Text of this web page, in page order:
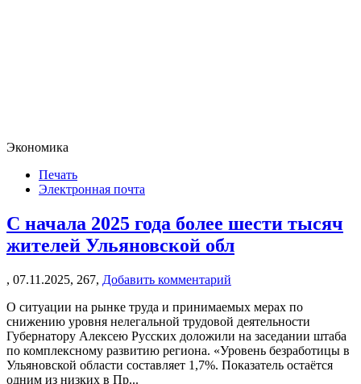
Экономика
Печать
Электронная почта
С начала 2025 года более шести тысяч
жителей Ульяновской обл
, 07.11.2025, 267, Добавить комментарий
О ситуации на рынке труда и принимаемых мерах по
снижению уровня нелегальной трудовой деятельности
Губернатору Алексею Русских доложили на заседании штаба
по комплексному развитию региона. «Уровень безработицы в
Ульяновской области составляет 1,7%. Показатель остаётся
одним из низких в Пр...